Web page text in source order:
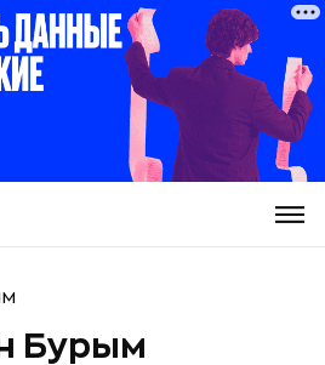
Бурым